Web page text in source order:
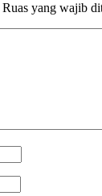
Ruas yang wajib